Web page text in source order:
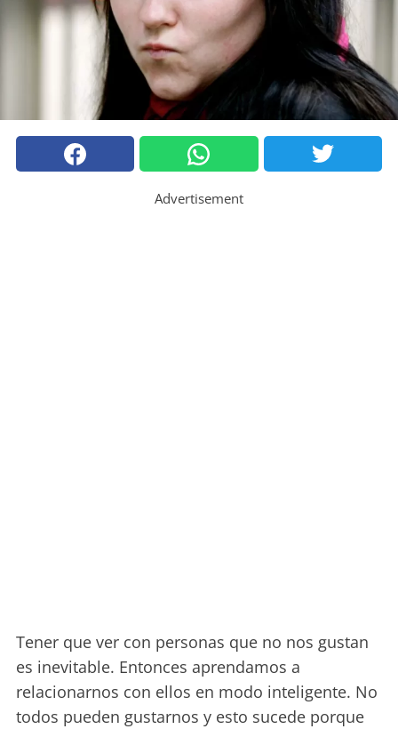
Advertisement
Tener que ver con personas que no nos gustan
es inevitable. Entonces aprendamos a
relacionarnos con ellos en modo inteligente. No
todos pueden gustarnos y esto sucede porque